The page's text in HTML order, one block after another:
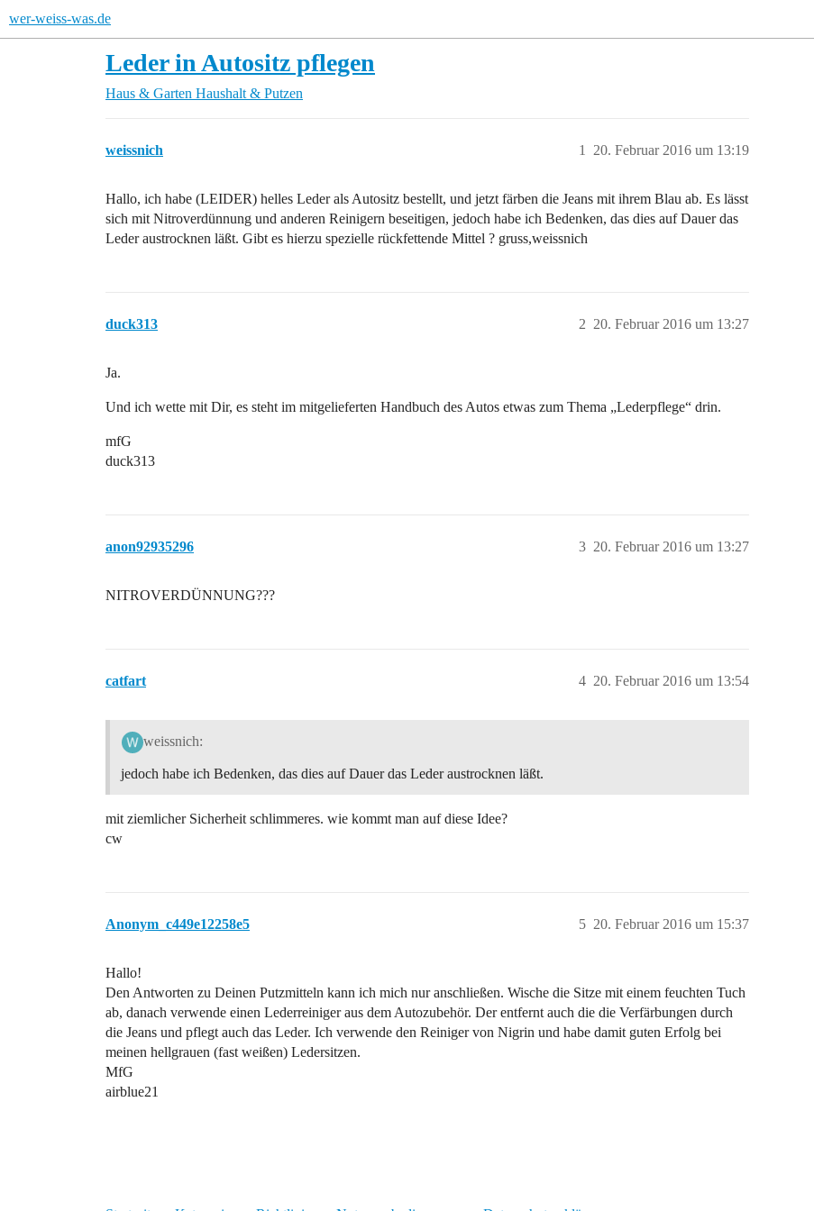
wer-weiss-was.de
Leder in Autositz pflegen
Haus & Garten Haushalt & Putzen
weissnich 20. Februar 2016 um 13:19
1
Hallo, ich habe (LEIDER) helles Leder als Autositz bestellt, und jetzt färben die Jeans mit ihrem Blau ab. Es lässt
sich mit Nitroverdünnung und anderen Reinigern beseitigen, jedoch habe ich Bedenken, das dies auf Dauer das
Leder austrocknen läßt. Gibt es hierzu spezielle rückfettende Mittel ? gruss,weissnich
duck313 20. Februar 2016 um 13:27
2
Ja.
Und ich wette mit Dir, es steht im mitgelieferten Handbuch des Autos etwas zum Thema „Lederpflege“ drin.
mfG
duck313
anon92935296 20. Februar 2016 um 13:27
3
NITROVERDÜNNUNG???
catfart 20. Februar 2016 um 13:54
4
weissnich:
jedoch habe ich Bedenken, das dies auf Dauer das Leder austrocknen läßt.
mit ziemlicher Sicherheit schlimmeres. wie kommt man auf diese Idee?
cw
Anonym_c449e12258e5 20. Februar 2016 um 15:37
5
Hallo!
Den Antworten zu Deinen Putzmitteln kann ich mich nur anschließen. Wische die Sitze mit einem feuchten Tuch
ab, danach verwende einen Lederreiniger aus dem Autozubehör. Der entfernt auch die die Verfärbungen durch
die Jeans und pflegt auch das Leder. Ich verwende den Reiniger von Nigrin und habe damit guten Erfolg bei
meinen hellgrauen (fast weißen) Ledersitzen.
MfG
airblue21